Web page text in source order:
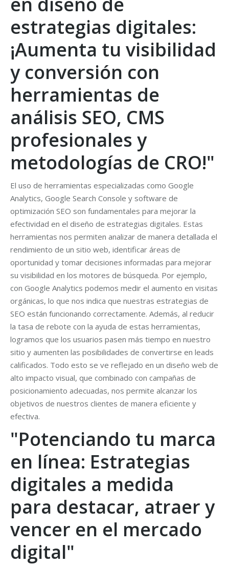
estrategias digitales:
¡Aumenta tu visibilidad
y conversión con
herramientas de
análisis SEO, CMS
profesionales y
metodologías de CRO!"
El uso de herramientas especializadas como Google
Analytics, Google Search Console y software de
optimización SEO son fundamentales para mejorar la
efectividad en el diseño de estrategias digitales. Estas
herramientas nos permiten analizar de manera detallada el
rendimiento de un sitio web, identificar áreas de
oportunidad y tomar decisiones informadas para mejorar
su visibilidad en los motores de búsqueda. Por ejemplo,
con Google Analytics podemos medir el aumento en visitas
orgánicas, lo que nos indica que nuestras estrategias de
SEO están funcionando correctamente. Además, al reducir
la tasa de rebote con la ayuda de estas herramientas,
logramos que los usuarios pasen más tiempo en nuestro
sitio y aumenten las posibilidades de convertirse en leads
calificados. Todo esto se ve reflejado en un diseño web de
alto impacto visual, que combinado con campañas de
posicionamiento adecuadas, nos permite alcanzar los
objetivos de nuestros clientes de manera eficiente y
efectiva.
"Potenciando tu marca
en línea: Estrategias
digitales a medida
para destacar, atraer y
vencer en el mercado
digital"